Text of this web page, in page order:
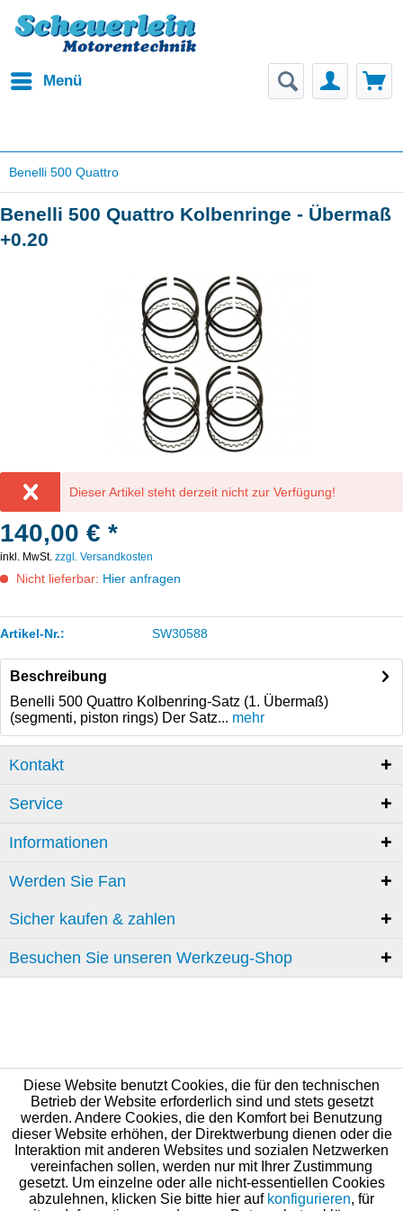
Menü
Benelli 500 Quattro
Benelli 500 Quattro Kolbenringe - Übermaß
+0.20
Dieser Artikel steht derzeit nicht zur Verfügung!
140,00 € *
inkl. MwSt. zzgl. Versandkosten
Nicht lieferbar: Hier anfragen
Artikel-Nr.: SW30588
Beschreibung
Benelli 500 Quattro Kolbenring-Satz (1. Übermaß)
(segmenti, piston rings) Der Satz... mehr
Kontakt
Service
Informationen
Werden Sie Fan
Sicher kaufen & zahlen
Besuchen Sie unseren Werkzeug-Shop
Diese Website benutzt Cookies, die für den technischen
Betrieb der Website erforderlich sind und stets gesetzt
werden. Andere Cookies, die den Komfort bei Benutzung
dieser Website erhöhen, der Direktwerbung dienen oder die
Interaktion mit anderen Websites und sozialen Netzwerken
vereinfachen sollen, werden nur mit Ihrer Zustimmung
gesetzt. Um einzelne oder alle nicht-essentiellen Cookies
abzulehnen, klicken Sie bitte hier auf konfigurieren, für